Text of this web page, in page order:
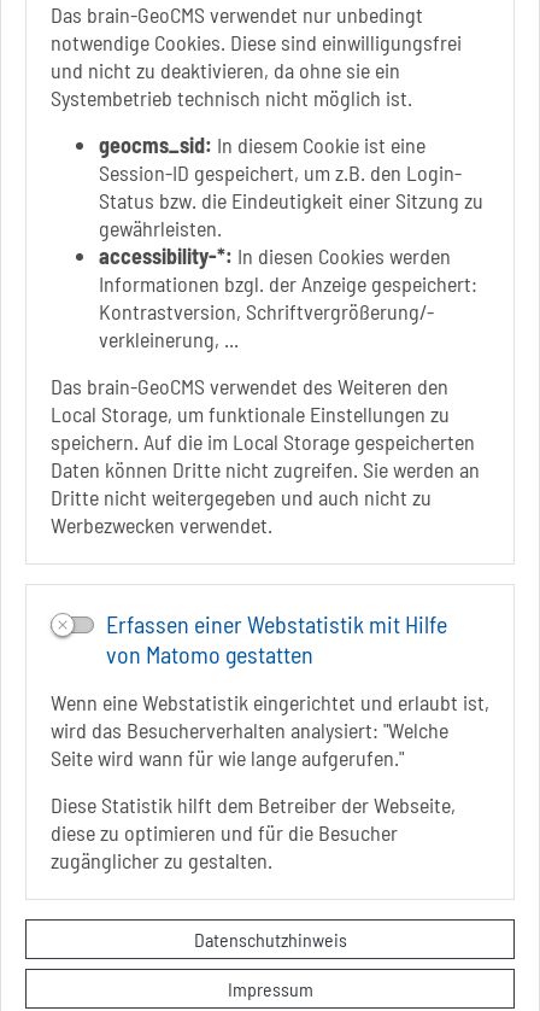
Das brain-GeoCMS verwendet nur unbedingt
notwendige Cookies. Diese sind einwilligungsfrei
und nicht zu deaktivieren, da ohne sie ein
Systembetrieb technisch nicht möglich ist.
geocms_sid: In diesem Cookie ist eine
Session-ID gespeichert, um z.B. den Login-
Status bzw. die Eindeutigkeit einer Sitzung zu
gewährleisten.
accessibility-*: In diesen Cookies werden
Informationen bzgl. der Anzeige gespeichert:
Kontrastversion, Schriftvergrößerung/-
verkleinerung, ...
Das brain-GeoCMS verwendet des Weiteren den
Local Storage, um funktionale Einstellungen zu
speichern. Auf die im Local Storage gespeicherten
Daten können Dritte nicht zugreifen. Sie werden an
Dritte nicht weitergegeben und auch nicht zu
Werbezwecken verwendet.
Erfassen einer Webstatistik mit Hilfe
von Matomo gestatten
Wenn eine Webstatistik eingerichtet und erlaubt ist,
wird das Besucherverhalten analysiert: "Welche
Seite wird wann für wie lange aufgerufen."
Diese Statistik hilft dem Betreiber der Webseite,
diese zu optimieren und für die Besucher
zugänglicher zu gestalten.
Datenschutzhinweis
Impressum
Folgt uns auf
FACEBOOK
INSTAGRAM
YOUTUBE
Link zur Google-Maps Navigation
SOLEPARK Schönebeck/Bad Salzelmen
Eigenbetrieb der Stadt Schönebeck (Elbe)
Badepark 1
39218 Schönebeck (Elbe)
+49 3928 7055-0
+49 3928 7055-42
info[at]solepark.de
www.visitschoenebeck.de
Infos zur Barrierefreiheit
Sie befinden sich hier Startseite
erkunden
Kunsthof Bad Salzelmen
Datenschutzerklärung